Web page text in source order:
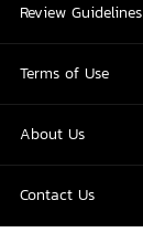
Review Guidelines
Terms of Use
About Us
Contact Us